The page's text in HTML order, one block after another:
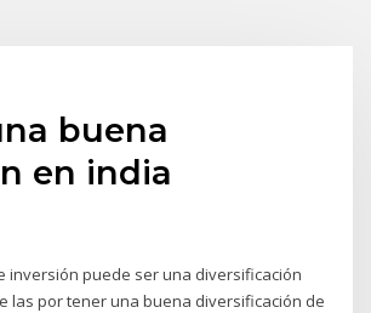
buena
en india
inversión puede ser una diversificación
las por tener una buena diversificación de